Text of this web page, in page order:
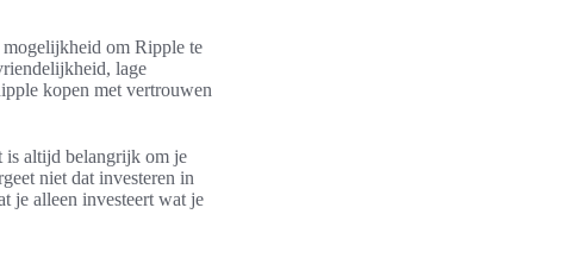
om Ripple te
lage
kopen met vertrouwen
is altijd belangrijk om je
niet dat investeren in
je alleen investeert wat je